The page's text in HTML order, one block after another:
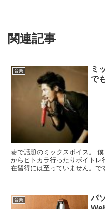
関連記事
音楽
ミ
で
巷で話題のミックスボイス。
からヒトカラ行ったりボイトレ
在習得には至っていません。で
音楽
パ